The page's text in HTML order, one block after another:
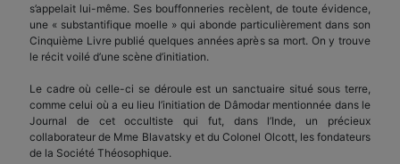
s’appelait lui-même. Ses bouffonneries recèlent, de toute évidence,
une « substantifique moelle » qui abonde particulièrement dans son
Cinquième Livre publié quelques années après sa mort. On y trouve
le récit voilé d’une scène d’initiation.
Le cadre où celle-ci se déroule est un sanctuaire situé sous terre,
comme celui où a eu lieu l’initiation de Dâmodar mentionnée dans le
Journal de cet occultiste qui fut, dans l’Inde, un précieux
collaborateur de Mme Blavatsky et du Colonel Olcott, les fondateurs
de la Société Théosophique.